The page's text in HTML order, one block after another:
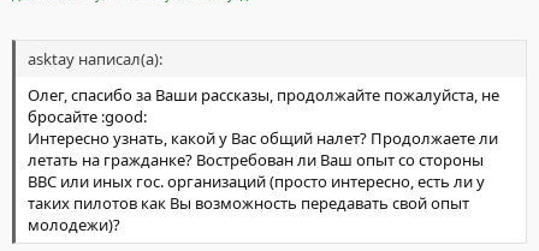
asktay написал(а):
Олег, спасибо за Ваши рассказы, продолжайте пожалуйста, не
бросайте :good:
Интересно узнать, какой у Вас общий налет? Продолжаете ли
летать на гражданке? Востребован ли Ваш опыт со стороны
ВВС или иных гос. организаций (просто интересно, есть ли у
таких пилотов как Вы возможность передавать свой опыт
молодежи)?